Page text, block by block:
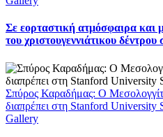
Σε εορταστική ατμόσφαιρα
του χριστουγεννιάτικου
Σπύρος Καραδήμας: Ο
διαπρέπει στη Stanford
Gallery